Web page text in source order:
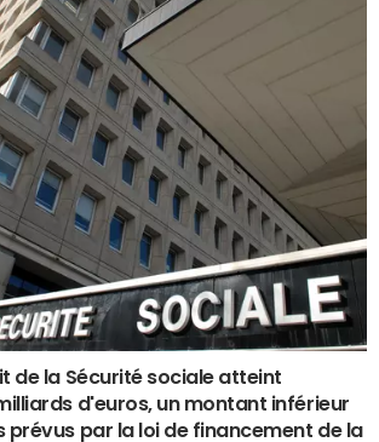
de la Sécurité sociale atteint
d'euros, un montant inférieur
prévus par la loi de financement de la